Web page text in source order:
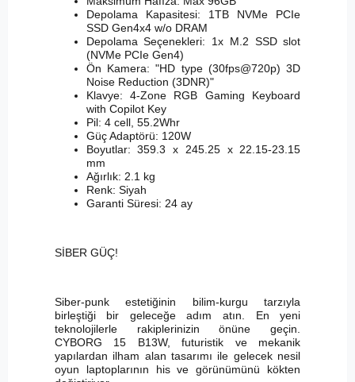
Depolama Kapasitesi: 1TB NVMe PCIe
SSD Gen4x4 w/o DRAM
Depolama Seçenekleri: 1x M.2 SSD slot
(NVMe PCIe Gen4)
Ön Kamera: "HD type (30fps@720p) 3D
Noise Reduction (3DNR)"
Klavye: 4-Zone RGB Gaming Keyboard
with Copilot Key
Pil: 4 cell, 55.2Whr
Güç Adaptörü: 120W
Boyutlar: 359.3 x 245.25 x 22.15-23.15
mm
Ağırlık: 2.1 kg
Renk: Siyah
Garanti Süresi: 24 ay
SİBER GÜÇ!
Siber-punk estetiğinin bilim-kurgu tarzıyla
birleştiği bir geleceğe adım atın. En yeni
teknolojilerle rakiplerinizin önüne geçin.
CYBORG 15 B13W, futuristik ve mekanik
yapılardan ilham alan tasarımı ile gelecek nesil
oyun laptoplarının his ve görünümünü kökten